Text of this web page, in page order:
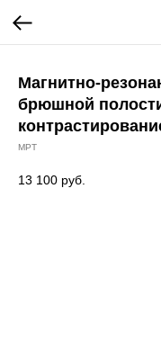
Магнитно-
брюшной
МРТ
13 100 руб.